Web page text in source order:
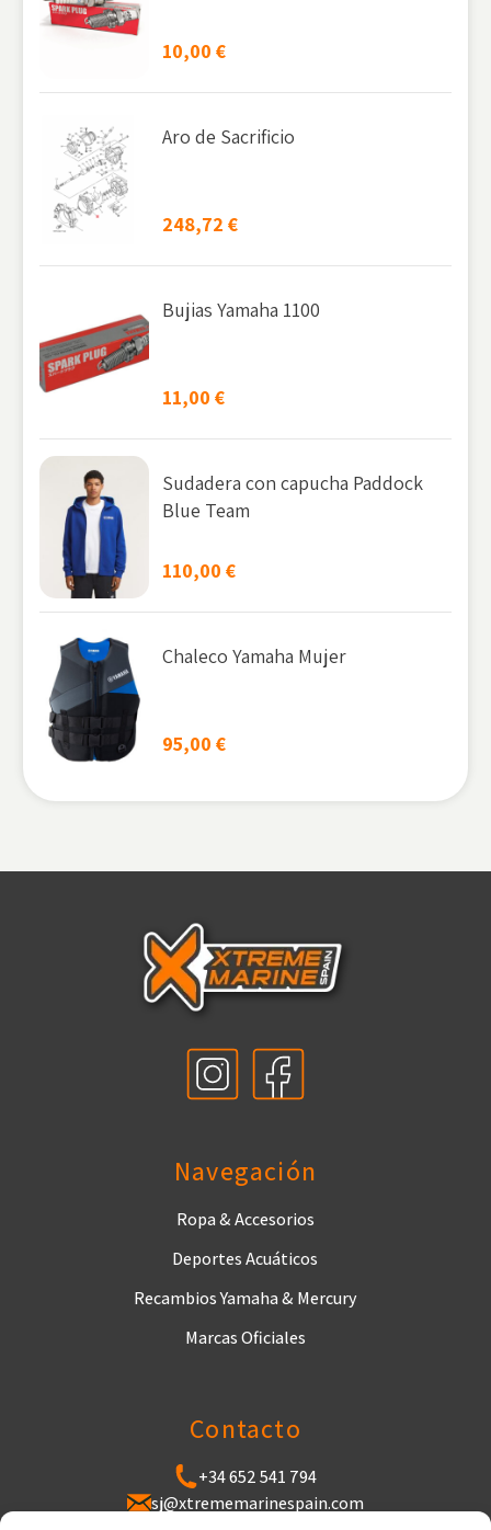
10,00€
Aro de Sacrificio
248,72€
Bujias Yamaha 1100
11,00€
Sudadera con capucha Paddock
Blue Team
110,00€
Chaleco Yamaha Mujer
95,00€
Navegación
Ropa & Accesorios
Deportes Acuáticos
Recambios Yamaha & Mercury
Marcas Oficiales
Contacto
+34 652 541 794
sj@xtrememarinespain.com